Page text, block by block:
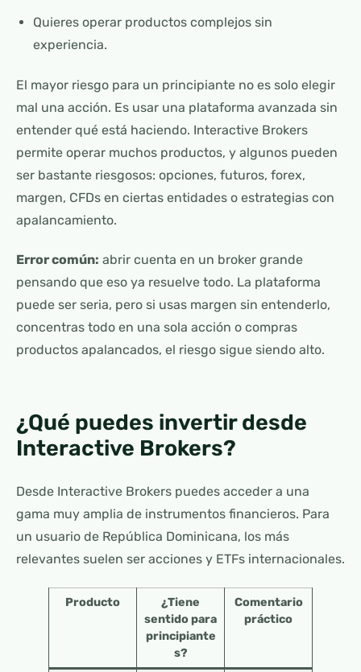
Quieres operar productos complejos sin
experiencia.
El mayor riesgo para un principiante no es solo elegir
mal una acción. Es usar una plataforma avanzada sin
entender qué está haciendo. Interactive Brokers
permite operar muchos productos, y algunos pueden
ser bastante riesgosos: opciones, futuros, forex,
margen, CFDs en ciertas entidades o estrategias con
apalancamiento.
Error común: abrir cuenta en un broker grande
pensando que eso ya resuelve todo. La plataforma
puede ser seria, pero si usas margen sin entenderlo,
concentras todo en una sola acción o compras
productos apalancados, el riesgo sigue siendo alto.
¿Qué puedes invertir desde
Interactive Brokers?
Desde Interactive Brokers puedes acceder a una
gama muy amplia de instrumentos financieros. Para
un usuario de República Dominicana, los más
relevantes suelen ser acciones y ETFs internacionales.
Producto
¿Tiene
sentido para
principiante
s?
Comentario
práctico